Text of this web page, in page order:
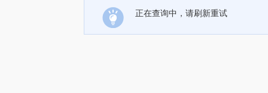
正在查询中，请刷新重试